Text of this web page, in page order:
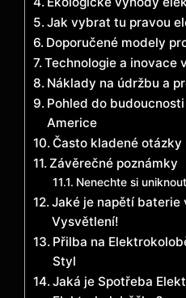
Jak vybrat tu pravou
Doporučené modely
Technologie a inovace
Náklady na údržbu a
Pohled do
Americe
Často kladené otázky
Závěrečné poznámky
Nenechte si
Jaké je napětí baterie
Vysvětlení!
Přilba na
Styl
Jaká je Spotřeba